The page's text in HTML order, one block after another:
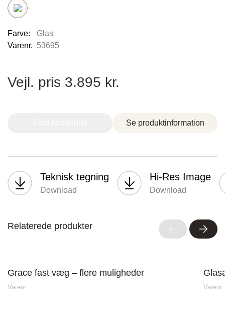
Farve:
Glas
Varenr. 53695
Vejl. pris 3.895 kr.
Se produktinformation
Teknisk tegning
Download
Hi-Res Image
Download
Relaterede produkter
Grace fast væg – flere muligheder
Varenr. Varenr.